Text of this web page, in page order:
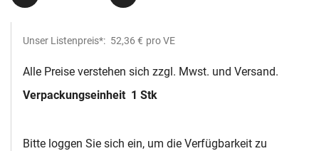
Unser Listenpreis*: 52,36 € pro VE
Alle Preise verstehen sich zzgl. Mwst. und Versand.
Verpackungseinheit 1 Stk
Bitte loggen Sie sich ein, um die Verfügbarkeit zu